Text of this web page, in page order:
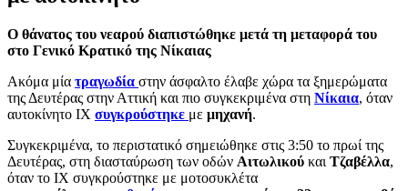
Ο θάνατος του νεαρού διαπιστώθηκε μετά τη μεταφορά του
στο Γενικό Κρατικό της Νίκαιας
Ακόμα μία τραγωδία στην άσφαλτο έλαβε χώρα τα ξημερώματα
της Δευτέρας στην Αττική και πιο συγκεκριμένα στη Νίκαια, όταν
αυτοκίνητο ΙΧ συγκρούστηκε με μηχανή.
Συγκεκριμένα, το περιστατικό σημειώθηκε στις 3:50 το πρωί της
Δευτέρας, στη διασταύρωση των οδών Αιτωλικού και Τζαβέλλα,
όταν το ΙΧ συγκρούστηκε με μοτοσυκλέτα